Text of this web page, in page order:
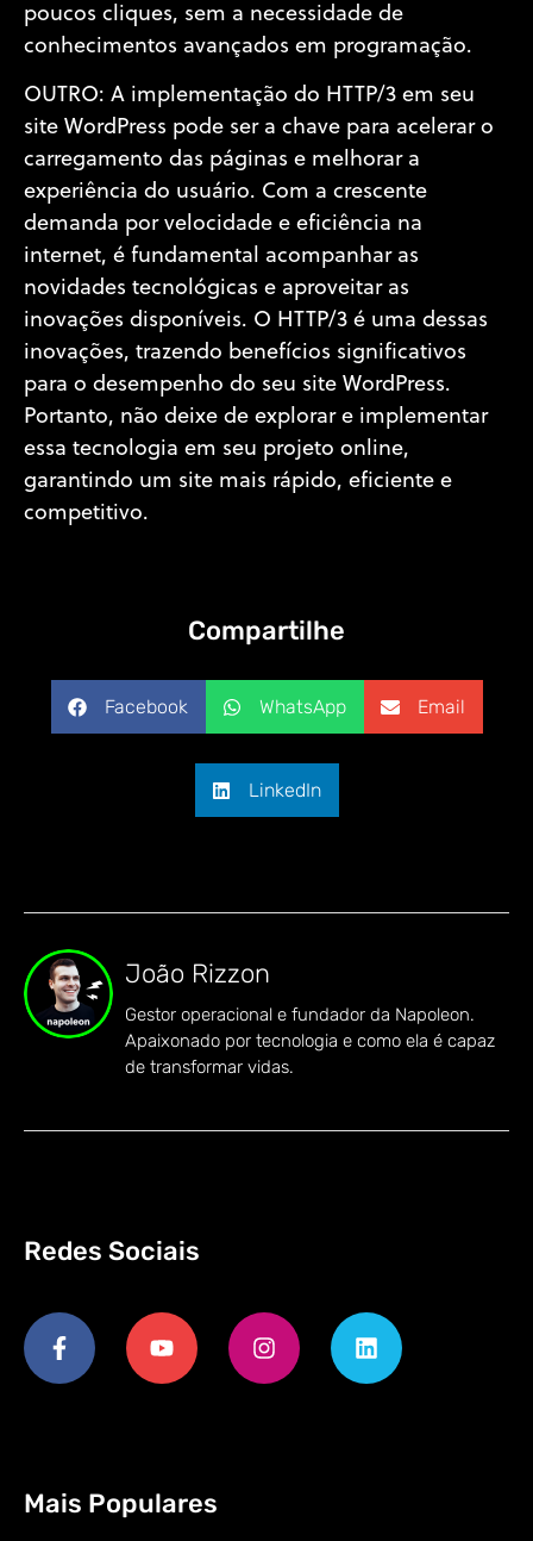
poucos cliques, sem a necessidade de
conhecimentos avançados em programação.
OUTRO: A implementação do HTTP/3 em seu
site WordPress pode ser a chave para acelerar o
carregamento das páginas e melhorar a
experiência do usuário. Com a crescente
demanda por velocidade e eficiência na
internet, é fundamental acompanhar as
novidades tecnológicas e aproveitar as
inovações disponíveis. O HTTP/3 é uma dessas
inovações, trazendo benefícios significativos
para o desempenho do seu site WordPress.
Portanto, não deixe de explorar e implementar
essa tecnologia em seu projeto online,
garantindo um site mais rápido, eficiente e
competitivo.
Compartilhe
Facebook WhatsApp Email
LinkedIn
João Rizzon
Gestor operacional e fundador da Napoleon.
Apaixonado por tecnologia e como ela é capaz
de transformar vidas.
Redes Sociais
Mais Populares